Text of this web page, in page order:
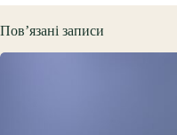
Пов’язані записи